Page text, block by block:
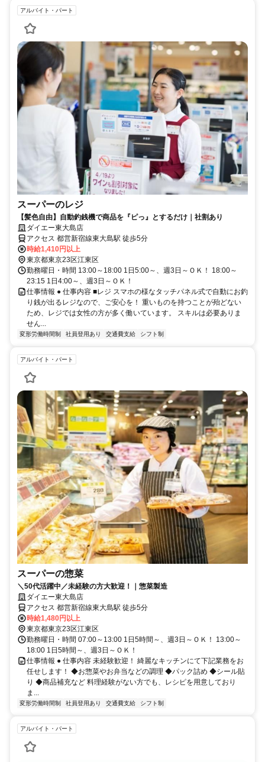
アルバイト・パート
スーパーのレジ
【髪色自由】自動釣銭機で商品を『ピっ』とするだけ｜社割あり
ダイエー東大島店
アクセス 都営新宿線東大島駅 徒歩5分
時給1,410円以上
東京都東京23区江東区
勤務曜日・時間 13:00～18:00 1日5:00～、週3日～ＯＫ！ 18:00～
23:15 1日4:00～、週3日～ＯＫ！
仕事情報 ● 仕事内容 ■レジ スマホの様なタッチパネル式で自動にお釣
り銭が出るレジなので、ご安心を！ 重いものを持つことが殆どない
ため、レジでは女性の方が多く働いています。 スキルは必要ありま
せん...
変形労働時間制 社員登用あり 交通費支給 シフト制
アルバイト・パート
スーパーの惣菜
＼50代活躍中／未経験の方大歓迎！｜惣菜製造
ダイエー東大島店
アクセス 都営新宿線東大島駅 徒歩5分
時給1,480円以上
東京都東京23区江東区
勤務曜日・時間 07:00～13:00 1日5時間～、週3日～ＯＫ！ 13:00～
18:00 1日5時間～、週3日～ＯＫ！
仕事情報 ● 仕事内容 未経験歓迎！ 綺麗なキッチンにて下記業務をお
任せします！ ◆お惣菜やお弁当などの調理 ◆パック詰め ◆シール貼
り ◆商品補充など 料理経験がない方でも、レシピを用意しており
ま...
変形労働時間制 社員登用あり 交通費支給 シフト制
アルバイト・パート